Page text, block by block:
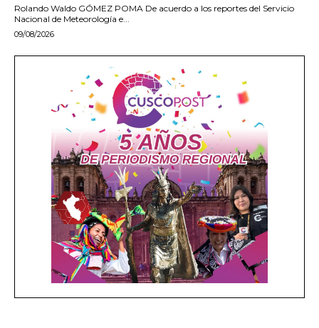
Rolando Waldo GÓMEZ POMA De acuerdo a los reportes del Servicio
Nacional de Meteorología e...
09/08/2026